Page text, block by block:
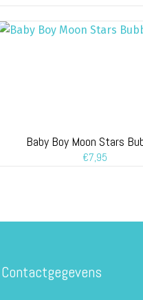
Baby Boy Moon Stars
€7,95
Contactgegevens